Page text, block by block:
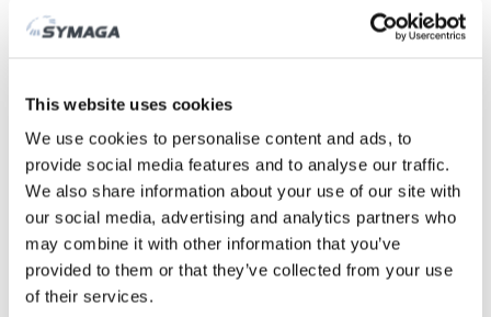
This website uses cookies
We use cookies to personalise content and ads, to
provide social media features and to analyse our traffic.
We also share information about your use of our site with
our social media, advertising and analytics partners who
may combine it with other information that you’ve
provided to them or that they’ve collected from your use
of their services.
DOWNLOADEN